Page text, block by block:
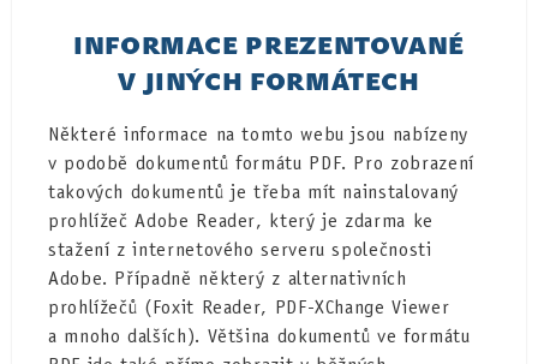
INFORMACE PREZENTOVANÉ
V JINÝCH FORMÁTECH
Některé informace na tomto webu jsou nabízeny
v podobě dokumentů formátu PDF. Pro zobrazení
takových dokumentů je třeba mít nainstalovaný
prohlížeč Adobe Reader, který je zdarma ke
stažení z internetového serveru společnosti
Adobe. Případně některý z alternativních
prohlížečů (Foxit Reader, PDF-XChange Viewer
a mnoho dalších). Většina dokumentů ve formátu